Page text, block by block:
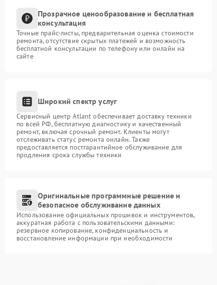
Прозрачное ценообразование и бесплатная
консультация
Точные прайс-листы, предварительная оценка стоимости
ремонта, отсутствие скрытых платежей и возможность
бесплатной консультации по телефону или онлайн на
сайте
Широкий спектр услуг
Сервисный центр Atlant обеспечивает доставку техники
по всей РФ, бесплатную диагностику и качественный
ремонт, включая срочный ремонт. Клиенты могут
отслеживать статус ремонта онлайн. Также
предоставляется постгарантийное обслуживание для
продления срока службы техники
Оригинальные программные решение и
безопасное обслуживание данных
Использование официальных прошивок и инструментов,
аккуратная работа с пользовательскими данными:
резервное копирование, конфиденциальность и
восстановление информации при необходимости